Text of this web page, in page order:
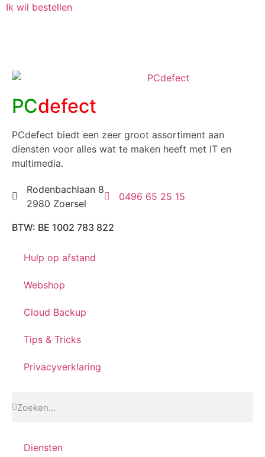
Ik wil bestellen
PCdefect
PCdefect biedt een zeer groot assortiment aan
diensten voor alles wat te maken heeft met IT en
multimedia.
Rodenbachlaan 8
2980 Zoersel
0496 65 25 15
BTW: BE 1002 783 822
Hulp op afstand
Webshop
Cloud Backup
Tips & Tricks
Privacyverklaring
Diensten